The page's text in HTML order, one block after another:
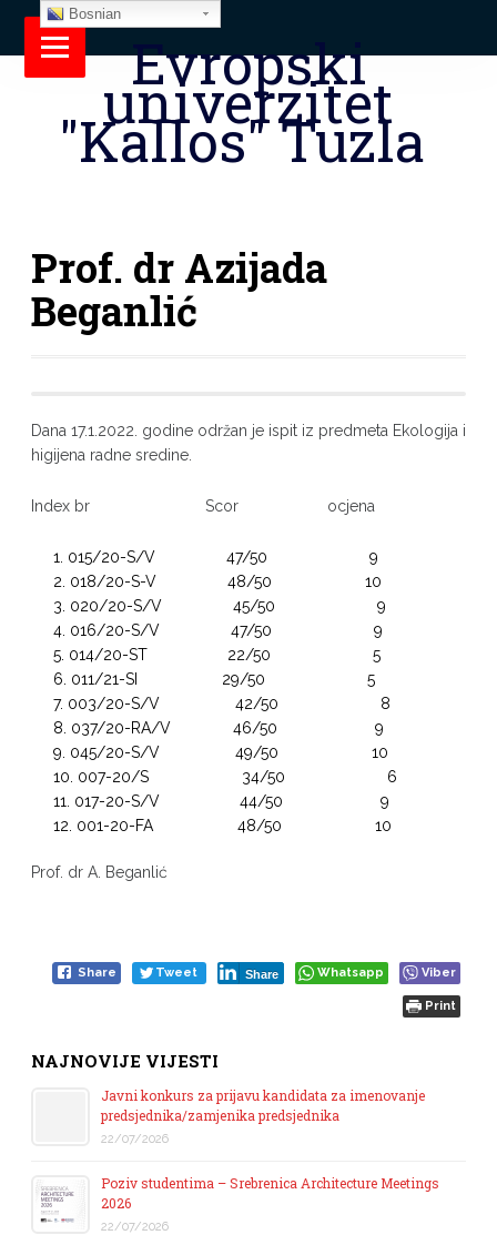
Evropski
univerzitet
"Kallos" Tuzla
Prof. dr Azijada
Beganlić
Dana 17.1.2022. godine održan je ispit iz predmeta Ekologija i
higijena radne sredine.
Index br Scor ocjena
015/20-S/V 47/50 9
018/20-S-V 48/50 10
020/20-S/V 45/50 9
016/20-S/V 47/50 9
014/20-ST 22/50 5
011/21-SI 29/50 5
003/20-S/V 42/50 8
037/20-RA/V 46/50 9
045/20-S/V 49/50 10
007-20/S 34/50 6
017-20-S/V 44/50 9
001-20-FA 48/50 10
Prof. dr A. Beganlić
Share Tweet Share Whatsapp Viber
Print
NAJNOVIJE VIJESTI
Javni konkurs za prijavu kandidata za imenovanje
predsjednika/zamjenika predsjednika
22/07/2026
Poziv studentima – Srebrenica Architecture Meetings
2026
22/07/2026
Bosnian